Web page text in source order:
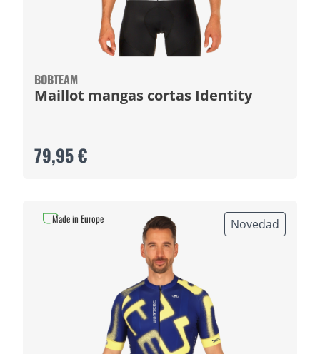
BOBTEAM
Maillot mangas cortas Identity
79,95 €
Novedad
Made in Europe